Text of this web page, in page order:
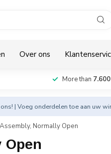
Over ons
More than 7.600
ons! | Voeg onderdelen toe aan uw
Normally Open
Open